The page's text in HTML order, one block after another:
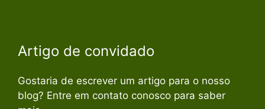
Artigo de convidado
Gostaria de escrever um artigo para o nosso
blog? Entre em contato conosco para saber